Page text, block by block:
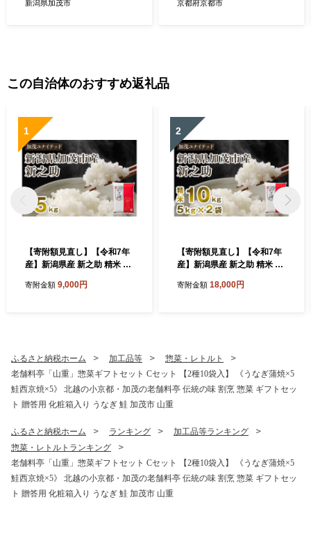
新潟県加茂市 京都府京都市
この自治体のおすすめ返礼品
1
【寄附額見直し】【令和7年
産】新潟県産 新之助 精米 5k
東京・南青山の料亭で使用さ
寄附金額 9,000円
2
【寄附額見直し】【令和7年
産】新潟県産 新之助 精米 10
東京・南青山の料亭で使用さ
寄附金額 18,000円
ふるさと納税ホーム 加工品等
惣菜・レトルト
老舗料亭「山重」惣菜ギフトセット Cセット 【2種10袋入】 《うなぎ蒲焼×5
鮭西京焼×5》 北越の小京都・加茂の老舗料亭 伝統の味 割烹 惣菜 ギフトセッ
ト 贈答用 化粧箱入り うなぎ 鮭 加茂市 山重
ふるさと納税ホーム ランキング
加工品等ランキング
惣菜・レトルトランキング
老舗料亭「山重」惣菜ギフトセット Cセット 【2種10袋入】 《うなぎ蒲焼×5
鮭西京焼×5》 北越の小京都・加茂の老舗料亭 伝統の味 割烹 惣菜 ギフトセッ
ト 贈答用 化粧箱入り うなぎ 鮭 加茂市 山重